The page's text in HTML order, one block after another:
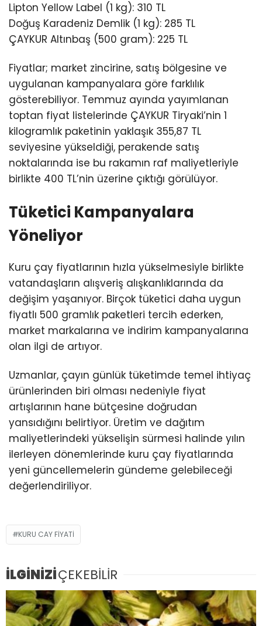
Lipton Yellow Label (1 kg): 310 TL
Doğuş Karadeniz Demlik (1 kg): 285 TL
ÇAYKUR Altınbaş (500 gram): 225 TL
Fiyatlar; market zincirine, satış bölgesine ve
uygulanan kampanyalara göre farklılık
gösterebiliyor. Temmuz ayında yayımlanan
toptan fiyat listelerinde ÇAYKUR Tiryaki’nin 1
kilogramlık paketinin yaklaşık 355,87 TL
seviyesine yükseldiği, perakende satış
noktalarında ise bu rakamın raf maliyetleriyle
birlikte 400 TL’nin üzerine çıktığı görülüyor.
Tüketici Kampanyalara
Yöneliyor
Kuru çay fiyatlarının hızla yükselmesiyle birlikte
vatandaşların alışveriş alışkanlıklarında da
değişim yaşanıyor. Birçok tüketici daha uygun
fiyatlı 500 gramlık paketleri tercih ederken,
market markalarına ve indirim kampanyalarına
olan ilgi de artıyor.
Uzmanlar, çayın günlük tüketimde temel ihtiyaç
ürünlerinden biri olması nedeniyle fiyat
artışlarının hane bütçesine doğrudan
yansıdığını belirtiyor. Üretim ve dağıtım
maliyetlerindeki yükselişin sürmesi halinde yılın
ilerleyen dönemlerinde kuru çay fiyatlarında
yeni güncellemelerin gündeme gelebileceği
değerlendiriliyor.
KURU CAY FIYATI
İLGİNİZİÇEKEBİLİR